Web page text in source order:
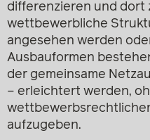
differenzieren und dort
wettbewerbliche
angesehen werden
Ausbauformen
der gemeinsame
– erleichtert werden,
aufzugeben.